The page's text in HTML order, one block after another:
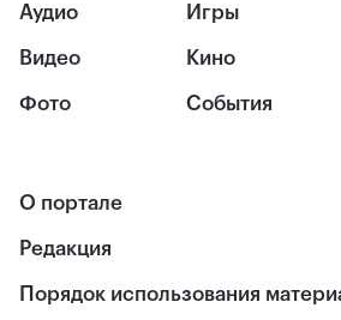
Аудио
Видео
Фото
Игры
Кино
События
О портале
Редакция
Порядок использования